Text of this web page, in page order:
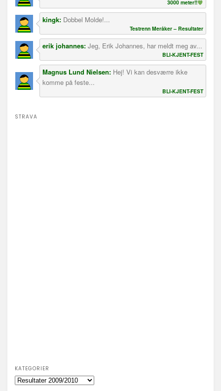
3000 meter!!
kingk: Dobbel Molde!...
Testrenn Meråker – Resultater
erik johannes: Jeg, Erik Johannes, har meldt meg av...
BLI-KJENT-FEST
Magnus Lund Nielsen: Hej! Vi kan desværre ikke
komme på feste...
BLI-KJENT-FEST
STRAVA
KATEGORIER
Kategorier